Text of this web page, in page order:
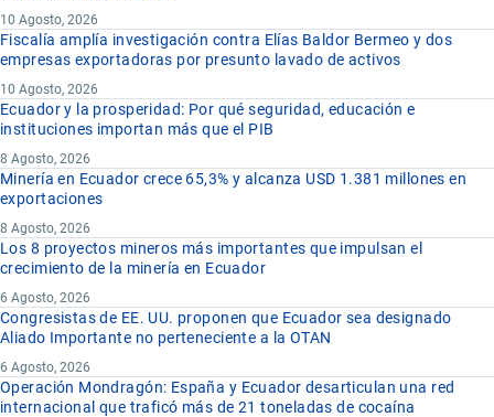
10 Agosto, 2026
Fiscalía amplía investigación contra Elías Baldor Bermeo y dos
empresas exportadoras por presunto lavado de activos
10 Agosto, 2026
Ecuador y la prosperidad: Por qué seguridad, educación e
instituciones importan más que el PIB
8 Agosto, 2026
Minería en Ecuador crece 65,3% y alcanza USD 1.381 millones en
exportaciones
8 Agosto, 2026
Los 8 proyectos mineros más importantes que impulsan el
crecimiento de la minería en Ecuador
6 Agosto, 2026
Congresistas de EE. UU. proponen que Ecuador sea designado
Aliado Importante no perteneciente a la OTAN
6 Agosto, 2026
Operación Mondragón: España y Ecuador desarticulan una red
internacional que traficó más de 21 toneladas de cocaína